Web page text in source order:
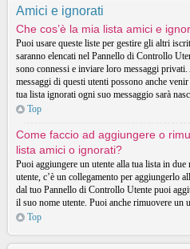
Amici e ignorati
Che cos’è la mia lista amici e
Puoi usare queste liste per gestire gli altri
saranno elencati nel Pannello di Controllo
sono connessi e inviare loro messaggi
messaggi di questi utenti possono anche
tua lista ignorati ogni suo messaggio sarà
Top
Come faccio ad aggiungere o
lista amici o ignorati?
Puoi aggiungere un utente alla tua lista in
utente, c’è un collegamento per aggiungerlo
dal tuo Pannello di Controllo Utente puoi
il suo nome utente. Puoi anche rimuovere un
Top